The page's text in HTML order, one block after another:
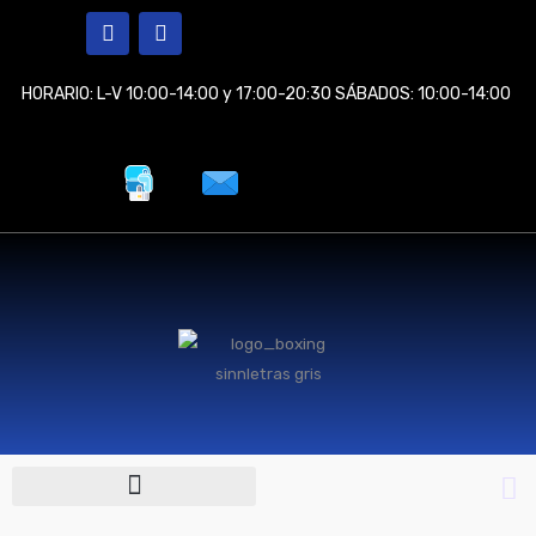
F
a
e
b
I
n
t
a
HORARIO: L-V 10:00-14:00 y 17:00-20:30 SÁBADOS: 10:00-14:00